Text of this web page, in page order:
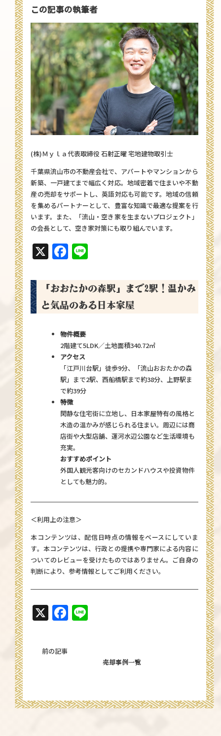
この記事の執筆者
(株)Ｍｙｌａ代表取締役 石射正曜 宅地建物取引士
千葉県流山市の不動産会社で、アパートやマンションから
新築、一戸建てまで幅広く対応。地域密着で住まいや不動
産の売却をサポートし、英語対応も可能です。地域の信頼
を集めるパートナーとして、豊富な知識で最適な提案を行
います。また、「流山・空き家を生まないプロジェクト」
の会長として、空き家対策にも取り組んでいます。
X Facebook
「おおたかの森駅」まで2駅！温かみ
と気品のある日本家屋
物件概要
2階建て5LDK／土地面積340.72㎡
アクセス
「江戸川台駅」徒歩9分、「流山おおたかの森
駅」まで2駅、西船橋駅まで約38分、上野駅ま
で約39分
特徴
閑静な住宅街に立地し、日本家屋特有の風格と
木造の温かみが感じられる住まい。周辺には商
店街や大型店舗、運河水辺公園など生活環境も
充実。
おすすめポイント
外国人観光客向けのセカンドハウスや投資物件
としても魅力的。
＜利用上の注意＞
本コンテンツは、配信日時点の情報をベースにしていま
す。本コンテンツは、行政との提携や専門家による内容に
ついてのレビューを受けたものではありません。ご自身の
判断により、参考情報としてご利用ください。
X Facebook
前の記事
売却事例一覧